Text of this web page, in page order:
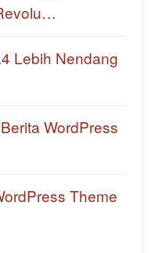
Lebih Nendang
WordPress
Theme